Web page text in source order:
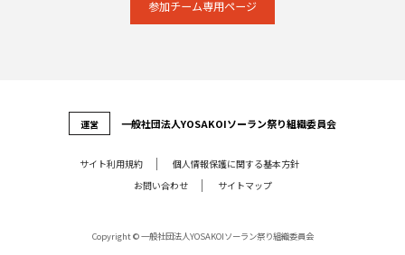
参加チーム専⽤ページ
運営 ⼀般社団法⼈YOSAKOIソーラン祭り組織委員会
サイト利⽤規約
個⼈情報保護に関する基本⽅針
お問い合わせ
サイトマップ
Copyright © 一般社団法人YOSAKOIソーラン祭り組織委員会